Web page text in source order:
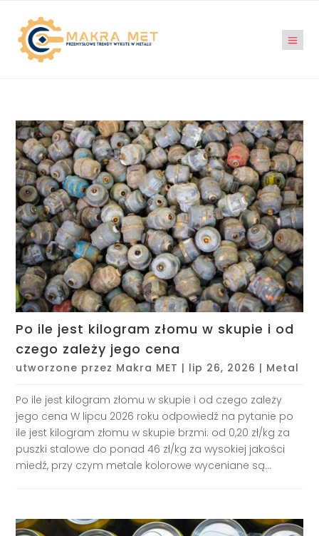
Po ile jest kilogram złomu w skupie i od
czego zależy jego cena
utworzone przez Makra MET | lip 26, 2026 | Metal
Po ile jest kilogram złomu w skupie i od czego zależy
jego cena W lipcu 2026 roku odpowiedź na pytanie po
ile jest kilogram złomu w skupie brzmi: od 0,20 zł/kg za
puszki stalowe do ponad 46 zł/kg za wysokiej jakości
miedź, przy czym metale kolorowe wyceniane są...